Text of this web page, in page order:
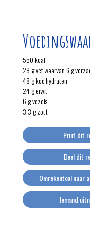
550 kcal
28 g vet waarvan 6 g
48 g koolhydraten
24 g eiwit
6 g vezels
3,3 g zout
Print dit
Deel dit
Omrekentool naar
Iemand